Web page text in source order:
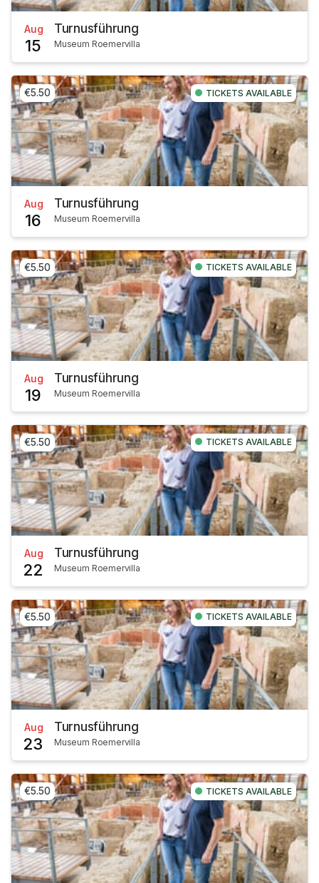
Aug
15
Turnusführung
Museum Roemervilla
€5.50 TICKETS AVAILABLE
Aug
16
Turnusführung
Museum Roemervilla
€5.50 TICKETS AVAILABLE
Aug
19
Turnusführung
Museum Roemervilla
€5.50 TICKETS AVAILABLE
Aug
22
Turnusführung
Museum Roemervilla
€5.50 TICKETS AVAILABLE
Aug
23
Turnusführung
Museum Roemervilla
€5.50 TICKETS AVAILABLE